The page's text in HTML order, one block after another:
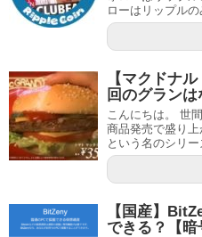
ローはリップルの
【マクドナ
回のグランは
こんにちは。 世
商品発売で盛り上
という名のシリー
【国産】
できる？【暗